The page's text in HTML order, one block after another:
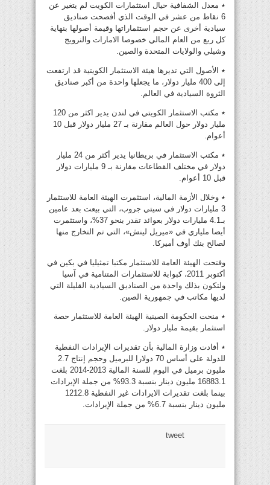
٭ معدل الشفافية حيال استثمارات الكويت لم يتغير عن
6 نقاط من عشر في الوقت الذي أفصحت صناديق
سيادية أخرى عن حجم استثماراتها وقيمة أصولها بنهاية
كل ربع من العام المالي خصوصا الامارات والنرويج
وشيلي والولايات المتحدة والصين.
٭ الأصول التي تديرها هيئة الاستثمار الكويتية قد ارتفعت
إلى 400 مليار دولار، ما يجعلها واحدة من أكبر صناديق
الثروة السيادية في العالم.
٭ مكتب الاستثمار الكويتي في لندن يدير اكثر من 120
مليار دولار حول العالم مقارنة بـ 27 مليار دولار قبل 10
أعوام.
٭ مكتب الاستثمار في بريطانيا يدير أكثر من 24 مليار
دولار في مختلف القطاعات مقارنة بـ 9 مليارات دولار
قبل 10 أعوام.
٭ وخلال الأزمة المالية، استثمرت الهيئة العامة للاستثمار
3 مليارات دولار في سيتي جروب، التي بيعت بعد عامين
بـ4.1 مليارات دولار بعوائد تقدر بنحو 37%، واستثمرت
أيضا ملياري في «ميريل لينش»، التي تم التخارج منها
لصالح بنك أوف أميركا.
وفتحت الهيئة العامة للاستثمار مكتبا تمثيليا في بكين في
أكتوبر 2011، كبوابة للاستثمارات المتنامية في آسيا
ولتكون بذلك واحدة من الصناديق السيادية القليلة التي
لديها مكاتب في جمهورية الصين.
٭ منحت الحكومة الصينية الهيئة العامة للاستثمار حصة
استثمار بقيمة مليار دولار.
٭ أفادت وزارة المالية بأن تقديرات الإيرادات النفطية
للدولة على أساس 70 دولارا للبرميل وحجم إنتاج 2.7
مليون برميل في اليوم للسنة المالية 2013-2014 بلغت
16883.1 مليون دينار بنسبة 93.3% من جملة الإيرادات
بينما بلغت تقديرات الايرادات غير النفطية 1212.8
مليون دينار بنسبة 6.7% من جملة الإيرادات.
tweet